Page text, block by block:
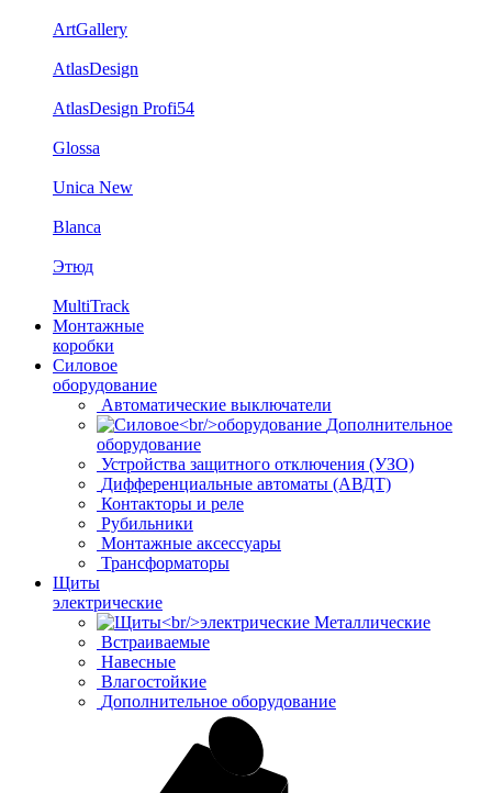
ArtGallery
AtlasDesign
AtlasDesign Profi54
Glossa
Unica New
Blanca
Этюд
MultiTrack
Монтажные
коробки
Силовое
оборудование
Автоматические выключатели
Дополнительное
оборудование
Устройства защитного отключения (УЗО)
Дифференциальные автоматы (АВДТ)
Контакторы и реле
Рубильники
Монтажные аксессуары
Трансформаторы
Щиты
электрические
Металлические
Встраиваемые
Навесные
Влагостойкие
Дополнительное оборудование